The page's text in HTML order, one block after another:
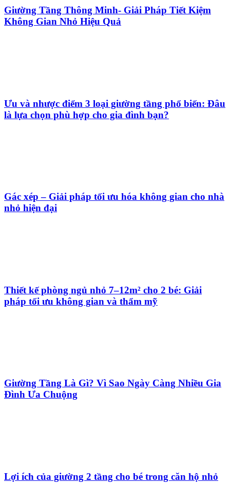
Giường Tầng Thông Minh- Giải Pháp Tiết Kiệm
Không Gian Nhỏ Hiệu Quả
Ưu và nhược điểm 3 loại giường tầng phổ biến: Đâu
là lựa chọn phù hợp cho gia đình bạn?
Gác xép – Giải pháp tối ưu hóa không gian cho nhà
nhỏ hiện đại
Thiết kế phòng ngủ nhỏ 7–12m² cho 2 bé: Giải
pháp tối ưu không gian và thẩm mỹ
Giường Tầng Là Gì? Vì Sao Ngày Càng Nhiều Gia
Đình Ưa Chuộng
Lợi ích của giường 2 tầng cho bé trong căn hộ nhỏ